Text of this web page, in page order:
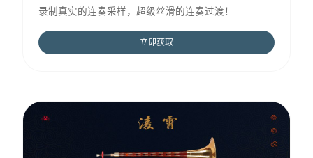
录制真实的连奏采样，超级丝滑的连奏过渡！
立即获取